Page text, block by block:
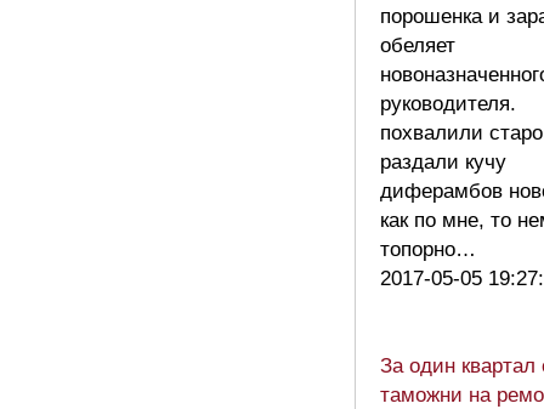
порошенка и
обеляет
руководителя.
похвалили
раздали кучу
диферамбов
как по мне, то
топорно…
2017-05-05
За один квартал
таможни на